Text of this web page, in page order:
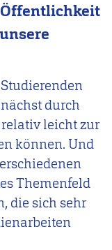
durch
leicht zur
können. Und
Themenfeld
die sich sehr